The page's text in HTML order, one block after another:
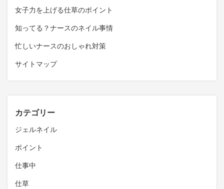
女子力を上げる仕草のポイント
知ってる？ナースのネイル事情
忙しいナースのおしゃれ対策
サイトマップ
カテゴリー
ジェルネイル
ポイント
仕事中
仕草